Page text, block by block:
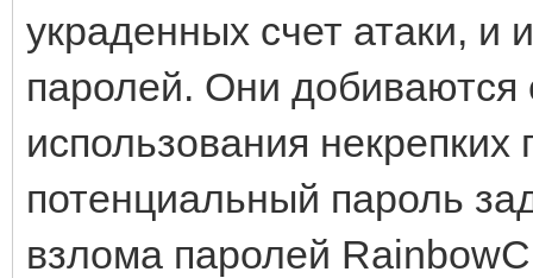
украденных счет атаки, и
паролей. Они добиваются
использования
потенциальный пароль
взлома паролей